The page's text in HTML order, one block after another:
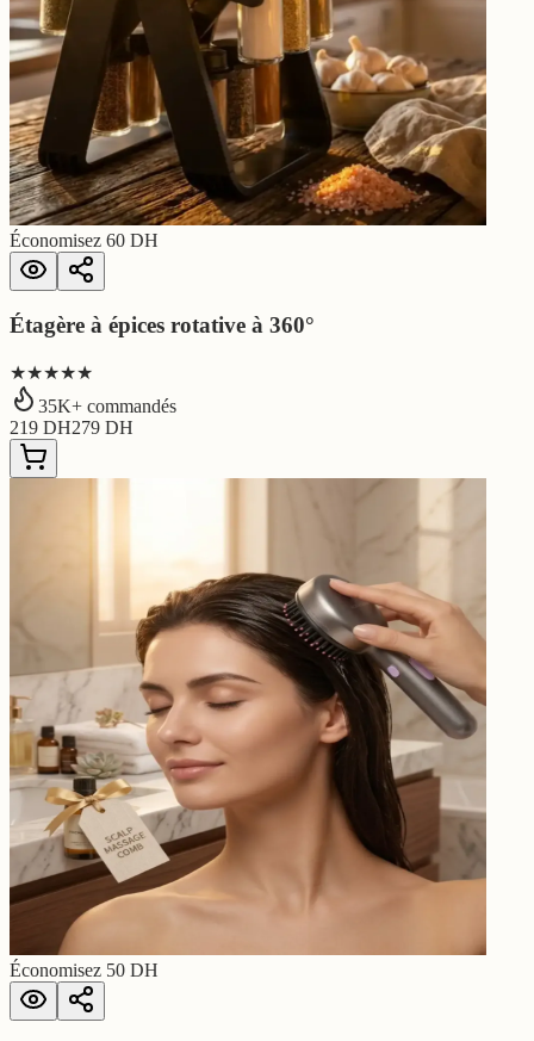
Économisez 60 DH
Étagère à épices rotative à 360°
★★★★★
35K+ commandés
219 DH279 DH
Économisez 50 DH